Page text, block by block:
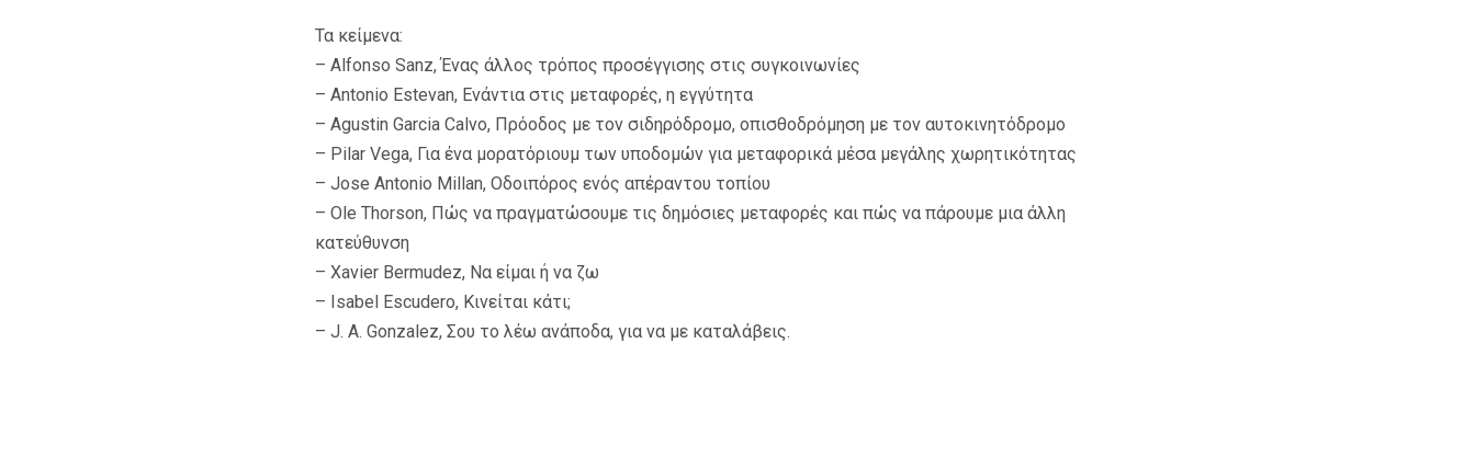
Τα κείμενα:
– Alfonso Sanz, Ένας άλλος τρόπος προσέγγισης στις συγκοινωνίες
– Antonio Estevan, Ενάντια στις μεταφορές, η εγγύτητα
– Agustin Garcia Calvo, Πρόοδος με τον σιδηρόδρομο, οπισθοδρόμηση με τον αυτοκινητόδρομο
– Pilar Vega, Για ένα μορατόριουμ των υποδομών για μεταφορικά μέσα μεγάλης χωρητικότητας
– Jose Antonio Millan, Οδοιπόρος ενός απέραντου τοπίου
– Ole Thorson, Πώς να πραγματώσουμε τις δημόσιες μεταφορές και πώς να πάρουμε μια άλλη
κατεύθυνση
– Xavier Bermudez, Να είμαι ή να ζω
– Isabel Escudero, Κινείται κάτι;
– J. A. Gonzalez, Σου το λέω ανάποδα, για να με καταλάβεις.